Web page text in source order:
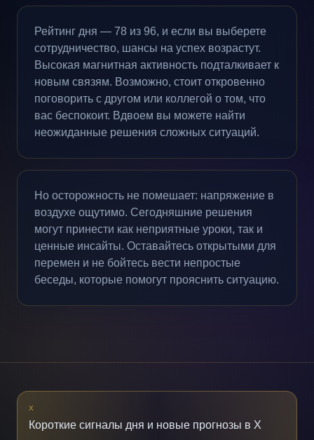
Рейтинг дня — 78 из 96, и если вы выберете
сотрудничество, шансы на успех возрастут.
Высокая магнитная активность подталкивает к
новым связям. Возможно, стоит откровенно
поговорить с другом или коллегой о том, что
вас беспокоит. Вдвоем вы можете найти
неожиданные решения сложных ситуаций.
Но осторожность не помешает: напряжение в
воздухе ощутимо. Сегодняшние решения
могут принести как неприятные уроки, так и
ценные инсайты. Оставайтесь открытыми для
перемен и не бойтесь вести непростые
беседы, которые помогут прояснить ситуацию.
X
Короткие сигналы дня и новые прогнозы в X